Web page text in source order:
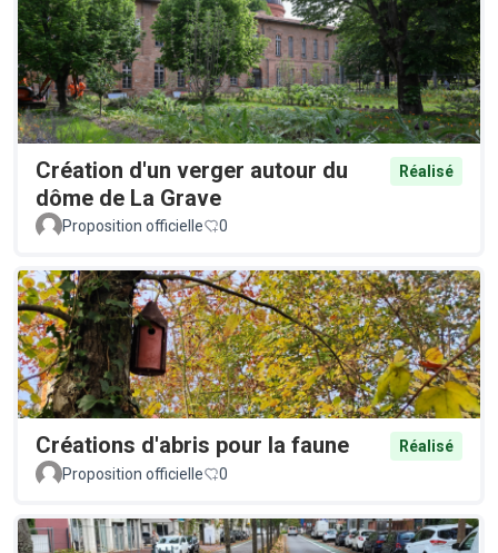
Création d'un verger autour du
dôme de La Grave
Réalisé
Proposition officielle 0
Créations d'abris pour la faune
Réalisé
Proposition officielle
0